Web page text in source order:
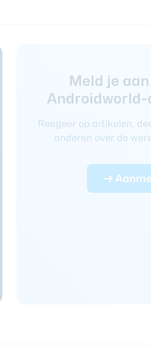
Meld je
Reageer op artikelen,
anderen over de